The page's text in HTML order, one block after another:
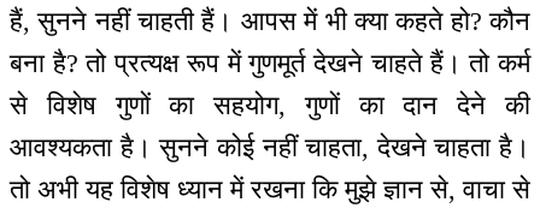
हैं, सुनने नहीं चाहती हैं। आपस में भी क्या कहते हो? कौन
बना है? तो प्रत्यक्ष रूप में गुणमूर्त देखने चाहते हैं। तो कर्म
से विशेष गुणों का सहयोग, गुणों का दान देने की
आवश्यकता है। सुनने कोई नहीं चाहता, देखने चाहता है।
तो अभी यह विशेष ध्यान में रखना कि मुझे ज्ञान से, वाचा से